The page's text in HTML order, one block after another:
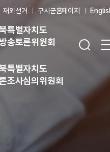
재외선거 구시군홈페이지
특별자치도
송토론위원회
특별자치도
조사심의위원회